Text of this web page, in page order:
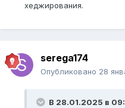
хеджирования.
serega174
Опубликовано 28
В 28.01.2025 в